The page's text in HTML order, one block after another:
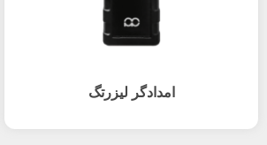
امدادگر لیزرتگ